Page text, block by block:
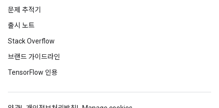
문제 추적기
출시 노트
Stack Overflow
브랜드 가이드라인
TensorFlow 인용